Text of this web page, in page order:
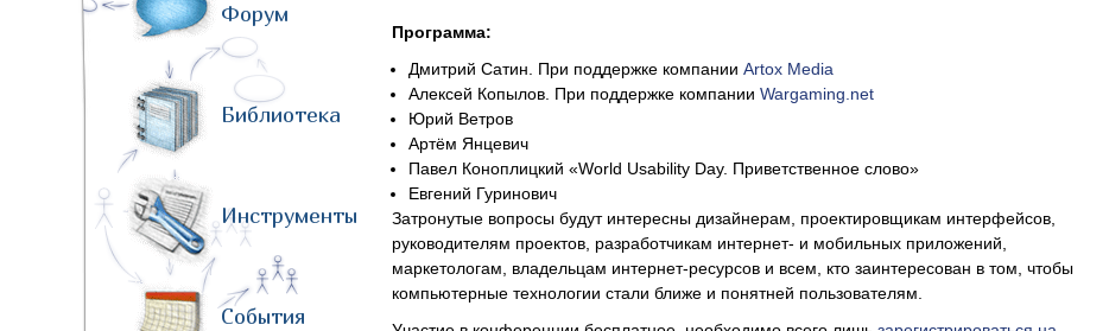
Форум
Библиотека
Инструменты
События
Программа:
Дмитрий Сатин. При поддержке компании Artox Media
Алексей Копылов. При поддержке компании Wargaming.net
Юрий Ветров
Артём Янцевич
Павел Коноплицкий «World Usability Day. Приветственное слово»
Евгений Гуринович
Затронутые вопросы будут интересны дизайнерам, проектировщикам интерфейсов,
руководителям проектов, разработчикам интернет- и мобильных приложений,
маркетологам, владельцам интернет-ресурсов и всем, кто заинтересован в том, чтобы
компьютерные технологии стали ближе и понятней пользователям.